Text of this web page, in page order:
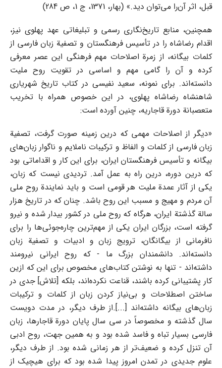
قبل، اثر آن‌را می‌توان دید.» (بهار، 1371، ج 1، ص 284)
همچنین، منابع تاریخ‌نگاری رسمی و تبلیغاتی عهد پهلوی نیز،
اقدام رضاشاه را در تأسیس فرهنگستان و تصفیة زبان فارسی از
کلمات بیگانه، از زمرة اصلاحات مهم فرهنگی این عصر معرفی
کرده و آن را گامی مهم و اساسی در تقویت روح ملیت
دانسته‌اند. برای نمونه، سعید نفیسی در کتاب تاریخ شهریاری
شاهنشاه رضاشاه پهلوی، در این خصوص همراه با تخریب
متعصبانة دورة قاجاریه، چنین ‌آورده است:
«دیگر از اصلاحات مهمی که درین زمینه صورت گرفت، تصفیة
زبان فارسی از کلمات و الفاظ و ترکیبات ناملایم و ناگوار زبان‌های
بیگانه و تأسیس فرهنگستان ایران، برای این کار و اقداماتی بود
که درین دوره، درین راه به عمل آمد. تردیدی نیست که زبان،
یکی از آثار عمدة ملیت هر قومی است و باید نمایندة روح ملی
آن مردم و مهیج و مسبب این روح باشد. چنان‌ که در تاریخ هزار
سالة گذشتة ایران، هرگاه که روح ملی در کشور بیدار شده و نیرو
گرفته است، بزرگان ایران یکی از مهم‌ترین چاره‌جوئی‌ها را برای
نافرمانی از بیگانگان، ترویج زبان و ادبیات و تصفیة زبان
دانسته‌اند. دانشمندان بزرگ ما - که روح ایرانی نیرومند
داشته‌اند - تنها به نوشتن کتاب‌های مخصوص برای این که ازین
کار پشتیبانی کرده باشند، قناعت نکرده‌اند، بلکه [تلاش] جدی در
ساختن اصطلاحات و بی‌نیاز کردن زبان از کلمات و ترکیبات
زبان‌های بیگانه داشته‌اند [...].از طرف دیگر، در مدت دویست‌
سال گذشته و مخصوصاً در سی ‌سال پایان دورة قاجارها، زبان
فارسی بسیار تباه و فاسد شده بود و به همین جهت، روح ادبی
آن تنزل کرده و ضعیف‌تر از هر زمانی شده بود. از طرف دیگر،
علوم جدیدی در تمدن امروز پیدا شده بود که برای هیچیک از